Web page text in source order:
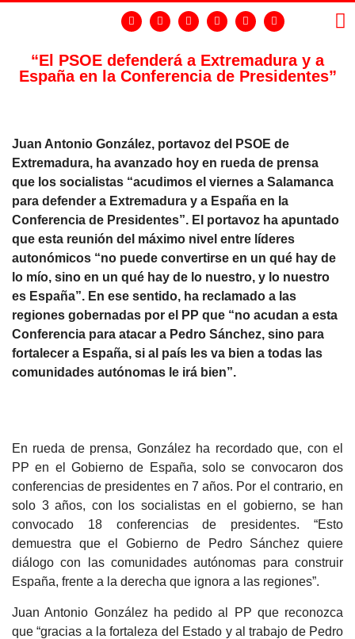
“El PSOE defenderá a Extremadura y a
España en la Conferencia de Presidentes”
Juan Antonio González, portavoz del PSOE de
Extremadura, ha avanzado hoy en rueda de prensa
que los socialistas “acudimos el viernes a Salamanca
para defender a Extremadura y a España en la
Conferencia de Presidentes”. El portavoz ha apuntado
que esta reunión del máximo nivel entre líderes
autonómicos “no puede convertirse en un qué hay de
lo mío, sino en un qué hay de lo nuestro, y lo nuestro
es España”. En ese sentido, ha reclamado a las
regiones gobernadas por el PP que “no acudan a esta
Conferencia para atacar a Pedro Sánchez, sino para
fortalecer a España, si al país les va bien a todas las
comunidades autónomas le irá bien”.
En rueda de prensa, González ha recordado que, con el
PP en el Gobierno de España, solo se convocaron dos
conferencias de presidentes en 7 años. Por el contrario, en
solo 3 años, con los socialistas en el gobierno, se han
convocado 18 conferencias de presidentes. “Esto
demuestra que el Gobierno de Pedro Sánchez quiere
diálogo con las comunidades autónomas para construir
España, frente a la derecha que ignora a las regiones”.
Juan Antonio González ha pedido al PP que reconozca
que “gracias a la fortaleza del Estado y al trabajo de Pedro